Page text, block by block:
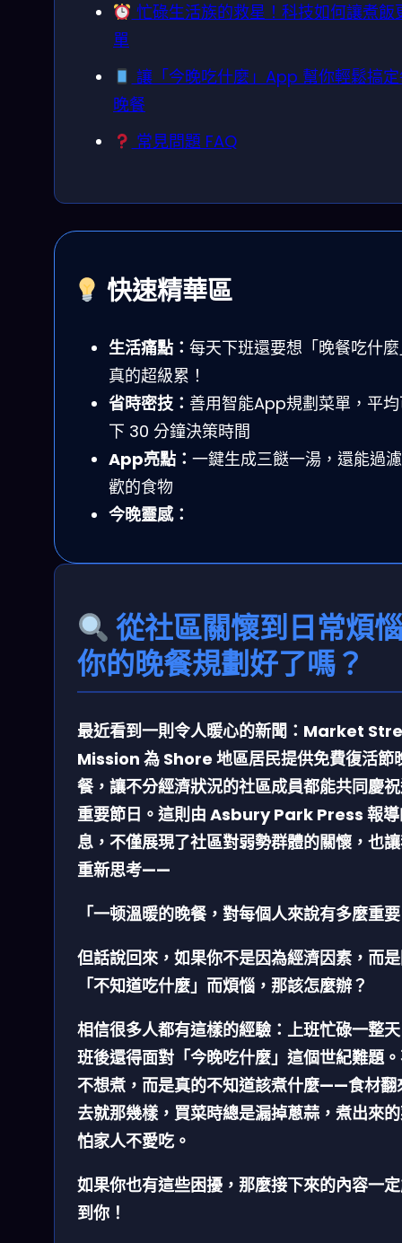
忙碌生活族的救星！科技如何讓煮飯
單
讓「今晚吃什麼」App 幫你輕鬆搞
晚餐
常見問題 FAQ
快速精華區
生活痛點： 每天下班還要想「晚餐吃什
真的超級累！
省時密技： 善用智能App規劃菜單，平
下 30 分鐘決策時間
App亮點： 一鍵生成三餸一湯，還能過
歡的食物
今晚靈感：
從社區關懷到日常煩
你的晚餐規劃好了嗎？
最近看到一則令人暖心的新聞：Market
Mission 為 Shore 地區居民提供免費復活節
餐，讓不分經濟狀況的社區成員都能共同慶
重要節日。這則由 Asbury Park Press 報
息，不僅展現了社區對弱勢群體的關懷，也
重新思考——
「一顿溫暖的晚餐，對每個人來說有多麼重
但話說回來，如果你不是因為經濟因素，而
「不知道吃什麼」而煩惱，那該怎麼辦？
相信很多人都有這樣的經驗：上班忙碌一整
班後還得面對「今晚吃什麼」這個世紀難題
不想煮，而是真的不知道該煮什麼——食材翻
去就那幾樣，買菜時總是漏掉蔥蒜，煮出來
怕家人不愛吃。
如果你也有這些困擾，那麼接下來的內容一
到你！